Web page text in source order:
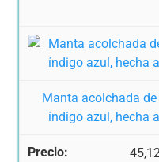
Manta acolchada
índigo azul, hecha